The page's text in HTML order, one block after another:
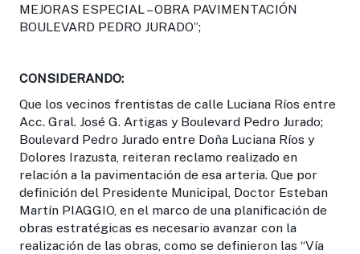
MEJORAS ESPECIAL – OBRA PAVIMENTACIÓN
BOULEVARD PEDRO JURADO”;
CONSIDERANDO:
Que los vecinos frentistas de calle Luciana Ríos entre
Acc. Gral. José G. Artigas y Boulevard Pedro Jurado;
Boulevard Pedro Jurado entre Doña Luciana Ríos y
Dolores Irazusta, reiteran reclamo realizado en
relación a la pavimentación de esa arteria. Que por
definición del Presidente Municipal, Doctor Esteban
Martín PIAGGIO, en el marco de una planificación de
obras estratégicas es necesario avanzar con la
realización de las obras, como se definieron las “Vía